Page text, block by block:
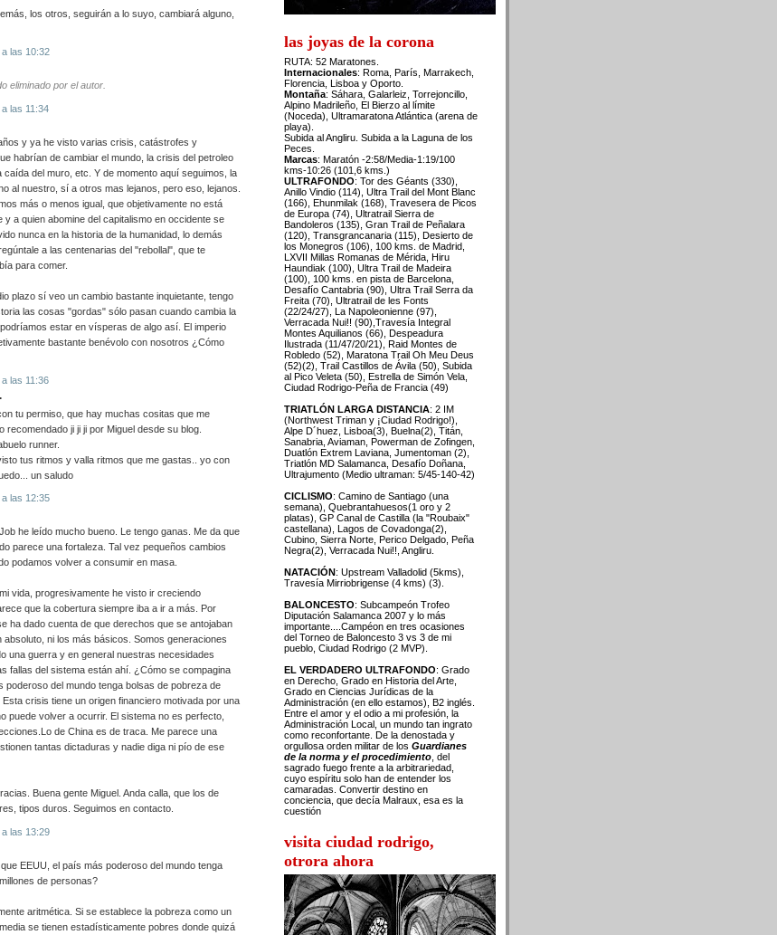
los otros, seguirán a lo suyo, cambiará alguno,
las 10:32
eliminado por el autor.
las 11:34
y ya he visto varias crisis, catástrofes y
habrían de cambiar el mundo, la crisis del petroleo
caída del muro, etc. Y de momento aquí seguimos, la
al nuestro, sí a otros mas lejanos, pero eso, lejanos.
más o menos igual, que objetivamente no está
y a quien abomine del capitalismo en occidente se
nunca en la historia de la humanidad, lo demás
a las centenarias del "rebollal", que te
para comer.
plazo sí veo un cambio bastante inquietante, tengo
las cosas "gordas" sólo pasan cuando cambia la
estar en vísperas de algo así. El imperio
bastante benévolo con nosotros ¿Cómo
las 11:36
tu permiso, que hay muchas cositas que me
recomendado ji ji ji por Miguel desde su blog.
runner.
tus ritmos y valla ritmos que me gastas.. yo con
un saludo
las 12:35
he leído mucho bueno. Le tengo ganas. Me da que
parece una fortaleza. Tal vez pequeños cambios
podamos volver a consumir en masa.
vida, progresivamente he visto ir creciendo
que la cobertura siempre iba a ir a más. Por
ha dado cuenta de que derechos que se antojaban
absoluto, ni los más básicos. Somos generaciones
una guerra y en general nuestras necesidades
fallas del sistema están ahí. ¿Cómo se compagina
poderoso del mundo tenga bolsas de pobreza de
crisis tiene un origen financiero motivada por una
puede volver a ocurrir. El sistema no es perfecto,
de China es de traca. Me parece una
tantas dictaduras y nadie diga ni pío de ese
Buena gente Miguel. Anda calla, que los de
tipos duros. Seguimos en contacto.
las 13:29
EEUU, el país más poderoso del mundo tenga
de personas?
aritmética. Si se establece la pobreza como un
se tienen estadísticamente pobres donde quizá
las joyas de la corona
RUTA: 52 Maratones.
Internacionales: Roma, París, Marrakech,
Florencia, Lisboa y Oporto.
Montaña: Sáhara, Galarleiz, Torrejoncillo,
Alpino Madrileño, El Bierzo al límite
(Noceda), Ultramaratona Atlántica (arena de
playa).
Subida al Angliru. Subida a la Laguna de los
Peces.
Marcas: Maratón -2:58/Media-1:19/100
kms-10:26 (101,6 kms.)
ULTRAFONDO: Tor des Géants (330),
Anillo Vindio (114), Ultra Trail del Mont Blanc
(166), Ehunmilak (168), Travesera de Picos
de Europa (74), Ultratrail Sierra de
Bandoleros (135), Gran Trail de Peñalara
(120), Transgrancanaria (115), Desierto de
los Monegros (106), 100 kms. de Madrid,
LXVII Millas Romanas de Mérida, Hiru
Haundiak (100), Ultra Trail de Madeira
(100), 100 kms. en pista de Barcelona,
Desafío Cantabria (90), Ultra Trail Serra da
Freita (70), Ultratrail de les Fonts
(22/24/27), La Napoleonienne (97),
Verracada Nui!! (90),Travesía Integral
Montes Aquilianos (66), Despeadura
Ilustrada (11/47/20/21), Raid Montes de
Robledo (52), Maratona Trail Oh Meu Deus
(52)(2), Trail Castillos de Ávila (50), Subida
al Pico Veleta (50), Estrella de Simón Vela,
Ciudad Rodrigo-Peña de Francia (49)
TRIATLÓN LARGA DISTANCIA: 2 IM
(Northwest Triman y ¡Ciudad Rodrigo!),
Alpe D´huez, Lisboa(3), Buelna(2), Titán,
Sanabria, Aviaman, Powerman de Zofingen,
Duatlón Extrem Laviana, Jumentoman (2),
Triatlón MD Salamanca, Desafío Doñana,
Ultrajumento (Medio ultraman: 5/45-140-42)
CICLISMO: Camino de Santiago (una
semana), Quebrantahuesos(1 oro y 2
platas), GP Canal de Castilla (la "Roubaix"
castellana), Lagos de Covadonga(2),
Cubino, Sierra Norte, Perico Delgado, Peña
Negra(2), Verracada Nui!!, Angliru.
NATACIÓN: Upstream Valladolid (5kms),
Travesía Mirriobrigense (4 kms) (3).
BALONCESTO: Subcampeón Trofeo
Diputación Salamanca 2007 y lo más
importante....Campéon en tres ocasiones
del Torneo de Baloncesto 3 vs 3 de mi
pueblo, Ciudad Rodrigo (2 MVP).
EL VERDADERO ULTRAFONDO: Grado
en Derecho, Grado en Historia del Arte,
Grado en Ciencias Jurídicas de la
Administración (en ello estamos), B2 inglés.
Entre el amor y el odio a mi profesión, la
Administración Local, un mundo tan ingrato
como reconfortante. De la denostada y
orgullosa orden militar de los Guardianes
de la norma y el procedimiento , del
sagrado fuego frente a la arbitrariedad,
cuyo espíritu solo han de entender los
camaradas. Convertir destino en
conciencia, que decía Malraux, esa es la
cuestión
visita ciudad rodrigo,
otrora ahora